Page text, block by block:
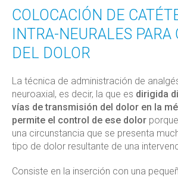
COLOCACIÓN DE
INTRA-NEURALES PARA
DEL DOLOR
La técnica de administración de
neuroaxial, es decir, la que es dirigida
vías de transmisión del dolor en la
permite el control de ese dolor
una circunstancia que se presenta
tipo de dolor resultante de una
Consiste en la inserción con una